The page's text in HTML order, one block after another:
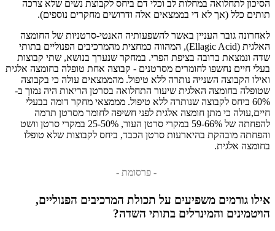
הסיכון לתחלואה במחלות לב וכלי דם ביחס לקבוצת נשים שלא צרכה
תותים כלל (אך לא די בממצאים אלה ודרושים מחקרים נוספים).
לאחרונה גובר העניין באשר להשפעותיה האנטי-סרטניות של החומצה
האלגית (Ellagic Acid), המהווה כמחצית מהמרכיבים הפנוליים בתותי
שדה ונמצאת ברובה בציפת הפרי. במחקר שנערך בנושא, שתי קבוצות
בעלי חיים נחשפו לחומרים מסרטנים - קבוצה אחת טופלה בחומצה אלגית
ואילו הקבוצה השנייה נותרה ללא טיפול. מהממצאים עולה כי בקבוצה
שטופלה בחומצה האלגית שיעור התחלואה בסרטן הריאות היה נמוך ב-
60% ביחס לקבוצה שנותרה ללא טיפול. מממצאי מחקר דומה בבעלי
חיים,עולה כי מתן חומצה אלגית לפני חשיפה לחומר מסרטן תרמה
להפחתה של 59-66% במקרי סרטן העור, 25-50% במקרי סרטן וושט
והפחתה מובהקת בהיארעות סרטן הכבד, ביחס לקבוצות שלא טופלו
בחומצה אלגית.
- פרסומת -
אילו גורמים משפיעים על תכולת המרכיבים הפנוליים,
הויטמינים והמינרלים בתותי השדה?